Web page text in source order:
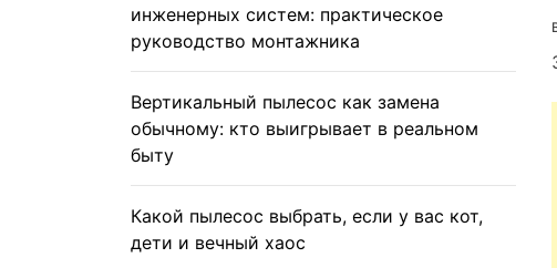
инженерных систем: практическое
руководство монтажника
Вертикальный пылесос как замена
обычному: кто выигрывает в реальном
быту
Какой пылесос выбрать, если у вас кот,
дети и вечный хаос